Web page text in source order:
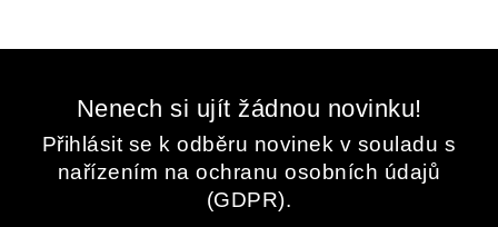
Nenech si ujít žádnou novinku!
Přihlásit se k odběru novinek v souladu s
nařízením na ochranu osobních údajů
(GDPR).